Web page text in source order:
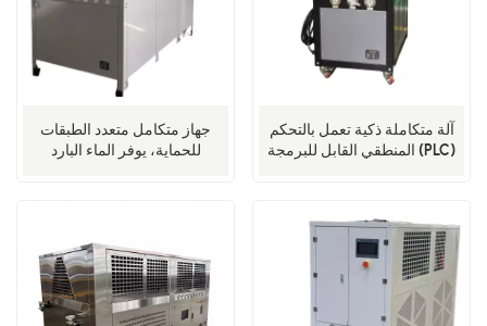
جهاز متكامل متعدد الطبقات
للحماية، يوفر الماء البارد
آلة متكاملة ذكية تعمل بالتحكم
المنطقي القابل للبرمجة (PLC)